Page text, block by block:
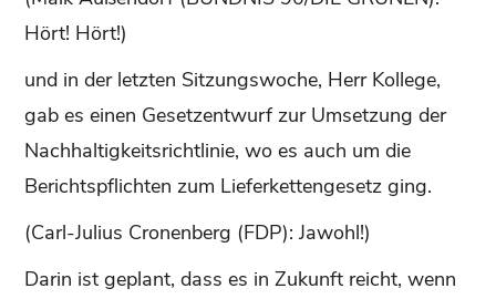
Hört! Hört!)
und in der letzten Sitzungswoche, Herr Kollege,
gab es einen Gesetzentwurf zur Umsetzung der
Nachhaltigkeitsrichtlinie, wo es auch um die
Berichtspflichten zum Lieferkettengesetz ging.
(Carl-Julius Cronenberg (FDP): Jawohl!)
Darin ist geplant, dass es in Zukunft reicht, wenn